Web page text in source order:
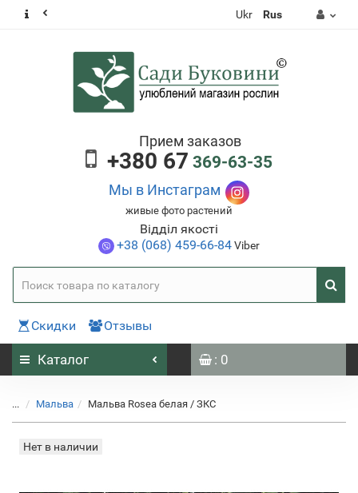
Ukr Rus
Прием заказов
+380 67 369-63-35
Мы в Инстаграм
живые фото растений
Відділ якості
+38 (068) 459-66-84Viber
Скидки Отзывы
Каталог : 0
... Мальва Мальва Rosea белая / ЗКС
Нет в наличии